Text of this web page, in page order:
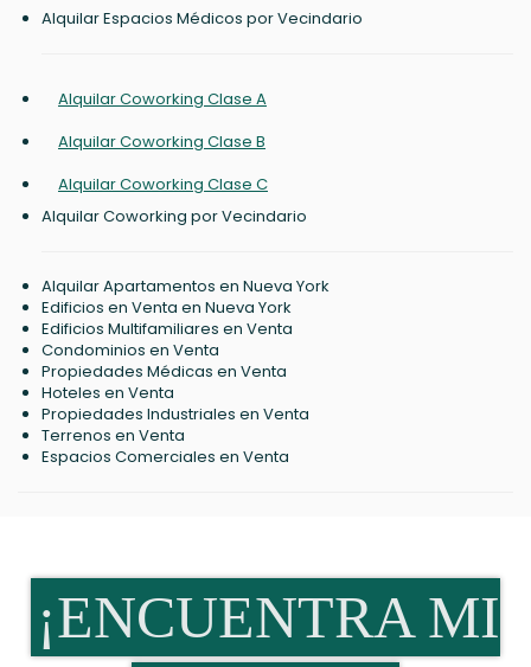
Alquilar Espacios Médicos por Vecindario
Alquilar Coworking Clase A
Alquilar Coworking Clase B
Alquilar Coworking Clase C
Alquilar Coworking por Vecindario
Alquilar Apartamentos en Nueva York
Edificios en Venta en Nueva York
Edificios Multifamiliares en Venta
Condominios en Venta
Propiedades Médicas en Venta
Hoteles en Venta
Propiedades Industriales en Venta
Terrenos en Venta
Espacios Comerciales en Venta
¡ENCUENTRA MI